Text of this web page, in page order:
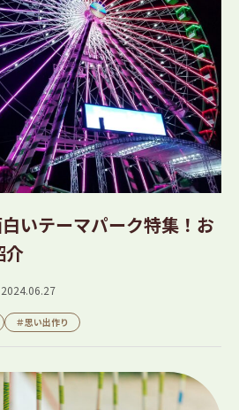
白いテーマパーク特集！お
介
＃思い出作り